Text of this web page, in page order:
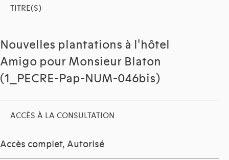
TITRE(S)
Nouvelles plantations à l'hôtel
Amigo pour Monsieur Blaton
(1_PECRE-Pap-NUM-046bis)
ACCÈS À LA CONSULTATION
Accès complet, Autorisé